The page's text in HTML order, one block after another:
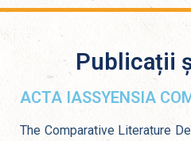
Publicații
ACTA IASSYENSIA
The Comparative Literature